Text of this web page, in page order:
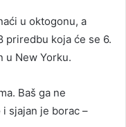
u oktogonu, a
priredbu koja će se 6.
u New Yorku.
Baš ga ne
i sjajan je borac –